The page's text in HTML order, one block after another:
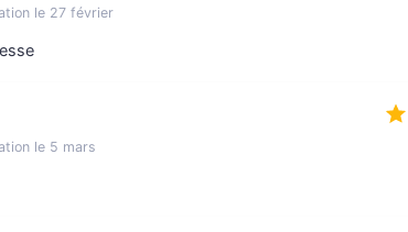
le 27 février
le 5 mars